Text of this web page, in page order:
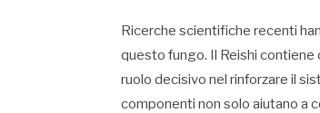
Ricerche scientifiche recenti
questo fungo. Il Reishi
ruolo decisivo nel rinforzare il
componenti non solo aiutano a